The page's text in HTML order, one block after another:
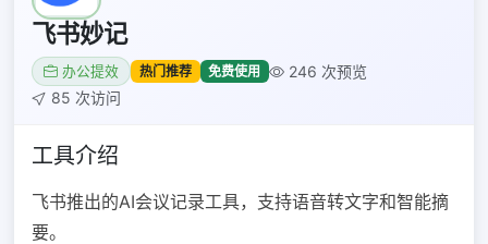
飞书妙记
办公提效 热门推荐 免费使用
246 次预览
85 次访问
工具介绍
飞书推出的AI会议记录工具，支持语音转文字和智能摘
要。